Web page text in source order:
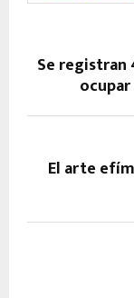
Se
El arte